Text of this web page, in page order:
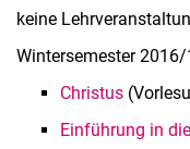
keine
Win­ter­se­mes­ter
Christus
Einführung in